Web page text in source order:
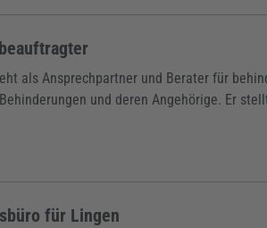
als Ansprechpartner und Berater für
und deren Angehörige. Er
für Lingen